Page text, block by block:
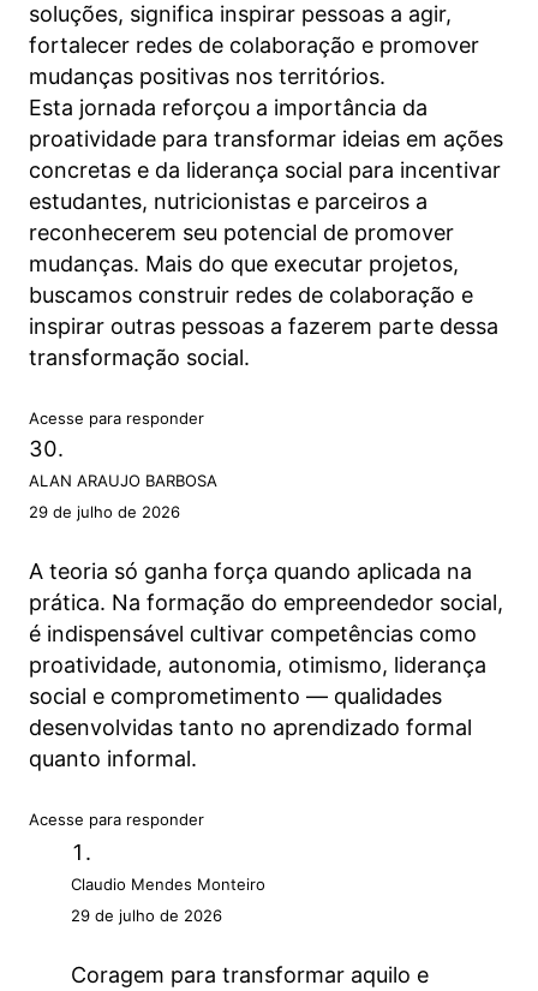
soluções, significa inspirar pessoas a agir,
fortalecer redes de colaboração e promover
mudanças positivas nos territórios.
Esta jornada reforçou a importância da
proatividade para transformar ideias em ações
concretas e da liderança social para incentivar
estudantes, nutricionistas e parceiros a
reconhecerem seu potencial de promover
mudanças. Mais do que executar projetos,
buscamos construir redes de colaboração e
inspirar outras pessoas a fazerem parte dessa
transformação social.
Acesse para responder
ALAN ARAUJO BARBOSA
29 de julho de 2026
A teoria só ganha força quando aplicada na
prática. Na formação do empreendedor social,
é indispensável cultivar competências como
proatividade, autonomia, otimismo, liderança
social e comprometimento — qualidades
desenvolvidas tanto no aprendizado formal
quanto informal.
Acesse para responder
Claudio Mendes Monteiro
29 de julho de 2026
Coragem para transformar aquilo e